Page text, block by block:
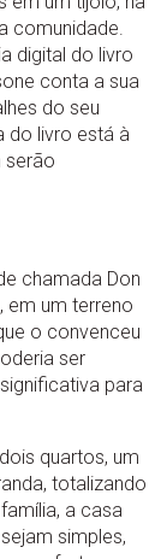
comunidade.
digital do livro
conta a sua
do seu
do livro está à
serão
chamada Don
em um terreno
o convenceu
ser
para
quartos, um
totalizando
a casa
simples,